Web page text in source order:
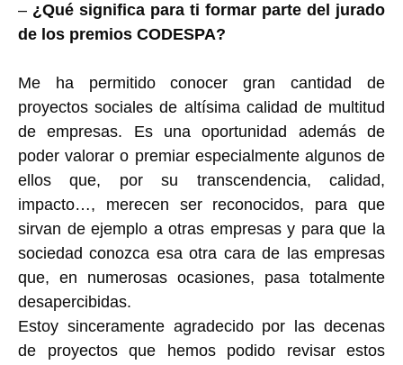
– ¿Qué significa para ti formar parte del jurado
de los premios CODESPA?
Me ha permitido conocer gran cantidad de
proyectos sociales de altísima calidad de multitud
de empresas. Es una oportunidad además de
poder valorar o premiar especialmente algunos de
ellos que, por su transcendencia, calidad,
impacto…, merecen ser reconocidos, para que
sirvan de ejemplo a otras empresas y para que la
sociedad conozca esa otra cara de las empresas
que, en numerosas ocasiones, pasa totalmente
desapercibidas.
Estoy sinceramente agradecido por las decenas
de proyectos que hemos podido revisar estos